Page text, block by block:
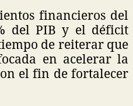
financieros del
del PIB y el déficit
de reiterar que
en acelerar la
el fin de fortalecer